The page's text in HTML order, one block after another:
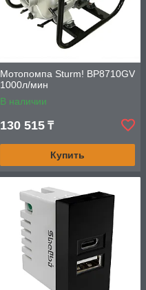
Мотопомпа Sturm! BP8710GV
1000л/мин
В наличии
130 515 ₸
Купить